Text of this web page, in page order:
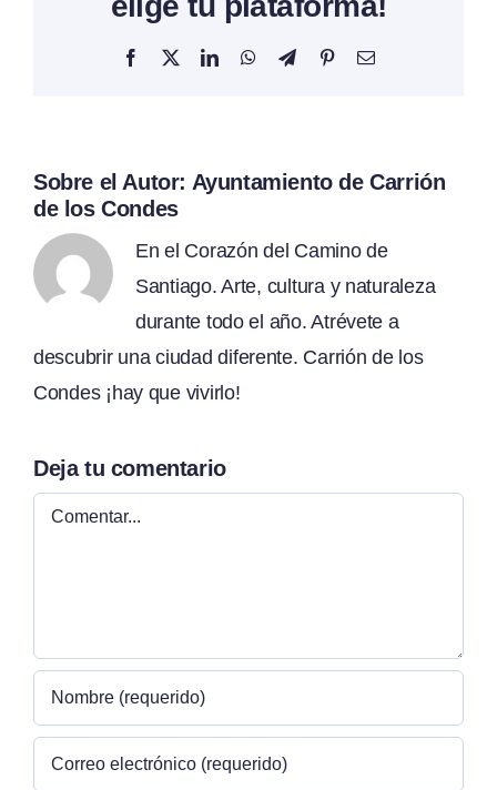
Facebook
X LinkedInWhatsAppTelegramPinterestCorreo
Sobre el Autor: Ayuntamiento de Carrión
de los Condes
En el Corazón del Camino de
Santiago. Arte, cultura y naturaleza
durante todo el año. Atrévete a
descubrir una ciudad diferente. Carrión de los
Condes ¡hay que vivirlo!
Deja tu comentario
Comentar